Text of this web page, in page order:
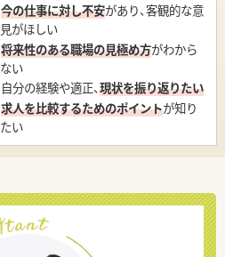
今の仕事に対し不安があり、客観的な意
見がほしい
将来性のある職場の見極め方がわから
ない
自分の経験や適正、現状を振り返りたい
求人を比較するためのポイントが知り
たい